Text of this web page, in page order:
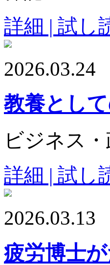
詳細 | 試し
2026.03.24
教養とし
ビジネス
詳細 | 試し
2026.03.13
疲労博士